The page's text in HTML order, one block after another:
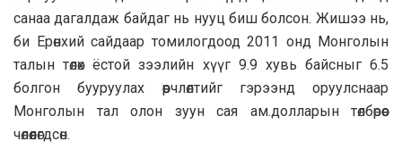
санаа дагалдаж байдаг нь нууц биш болсон. Жишээ нь,
би Ерөнхий сайдаар томилогдоод 2011 онд Монголын
талын төлөх ёстой зээлийн хүүг 9.9 хувь байсныг 6.5
болгон бууруулах өөрчлөлтийг гэрээнд оруулснаар
Монголын тал олон зуун сая ам.долларын төлбөрөөс
чөлөөлөгдсөн.